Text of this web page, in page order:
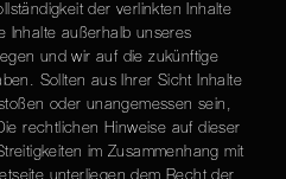
der verlinkten Inhalte
Inhalte außerhalb unseres
und wir auf die zukünftige
Sollten aus Ihrer Sicht Inhalte
oder unangemessen sein,
rechtlichen Hinweise auf dieser
im Zusammenhang mit